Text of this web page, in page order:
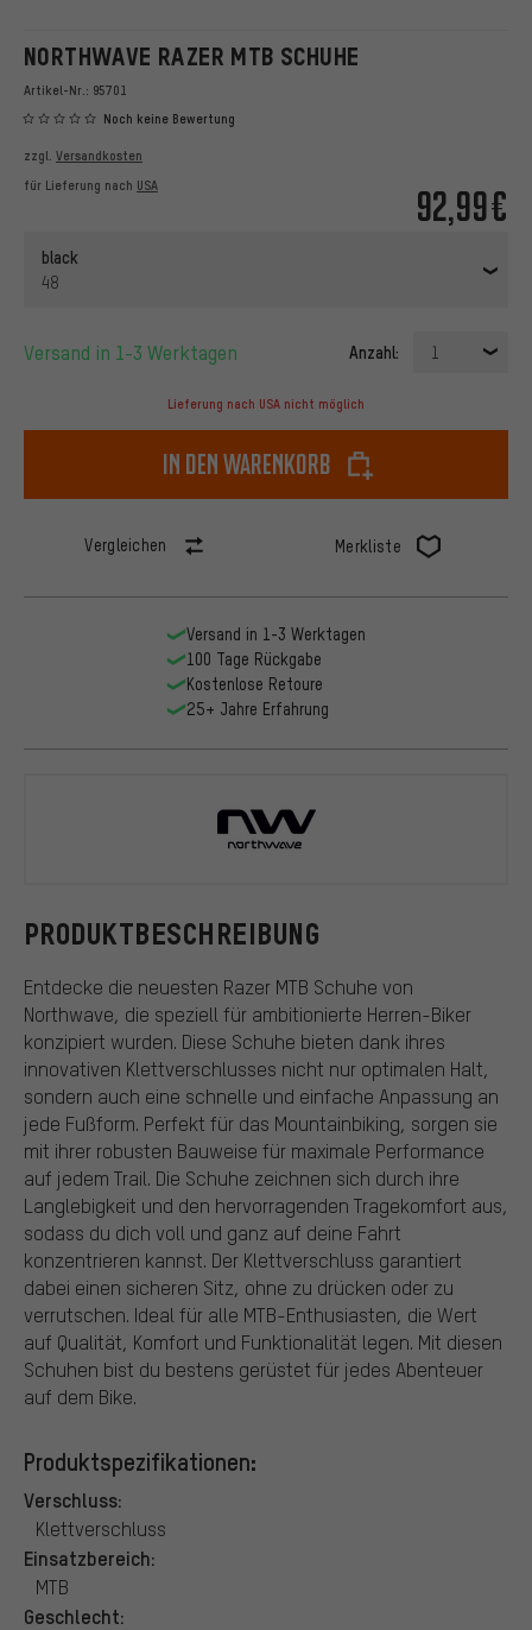
NORTHWAVE RAZER MTB SCHUHE
Artikel-Nr.: 95701
Noch keine Bewertung
92,99€
zzgl. Versandkosten
für Lieferung nach USA
black
48
Versand in 1-3 Werktagen Anzahl: 1
Lieferung nach USA nicht möglich
In den Warenkorb
Vergleichen Merkliste
PRODUKTBESCHREIBUNG
Entdecke die neuesten Razer MTB Schuhe von
Northwave, die speziell für ambitionierte Herren-Biker
konzipiert wurden. Diese Schuhe bieten dank ihres
innovativen Klettverschlusses nicht nur optimalen Halt,
sondern auch eine schnelle und einfache Anpassung an
jede Fußform. Perfekt für das Mountainbiking, sorgen sie
mit ihrer robusten Bauweise für maximale Performance
auf jedem Trail. Die Schuhe zeichnen sich durch ihre
Langlebigkeit und den hervorragenden Tragekomfort aus,
sodass du dich voll und ganz auf deine Fahrt
konzentrieren kannst. Der Klettverschluss garantiert
dabei einen sicheren Sitz, ohne zu drücken oder zu
verrutschen. Ideal für alle MTB-Enthusiasten, die Wert
auf Qualität, Komfort und Funktionalität legen. Mit diesen
Schuhen bist du bestens gerüstet für jedes Abenteuer
auf dem Bike.
Produktspezifikationen:
Verschluss:
Klettverschluss
Einsatzbereich:
MTB
Geschlecht:
Versand in 1-3 Werktagen
100 Tage Rückgabe
Kostenlose Retoure
25+ Jahre Erfahrung